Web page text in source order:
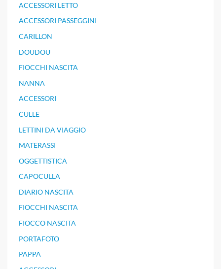
ACCESSORI LETTO
ACCESSORI PASSEGGINI
CARILLON
DOUDOU
FIOCCHI NASCITA
NANNA
ACCESSORI
CULLE
LETTINI DA VIAGGIO
MATERASSI
OGGETTISTICA
CAPOCULLA
DIARIO NASCITA
FIOCCHI NASCITA
FIOCCO NASCITA
PORTAFOTO
PAPPA